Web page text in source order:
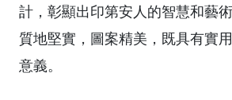
計，彰顯出印第安人的智慧和藝
質地堅實，圖案精美，既具有實
意義。